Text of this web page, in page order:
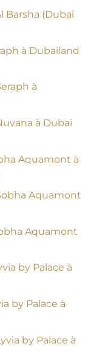
Barsha (Dubai
à Dubailand
à
à Dubai
Aquamont à
Aquamont
Aquamont
by Palace à
by Palace à
by Palace à